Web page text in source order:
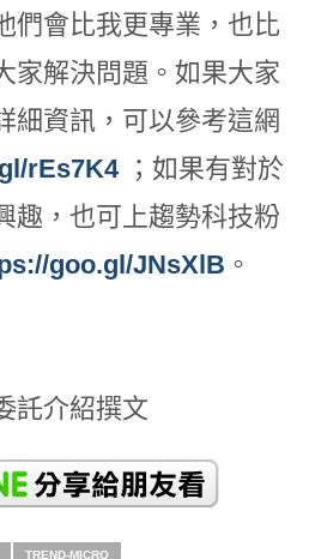
們會比我更專業，也比
家解決問題。如果大家
細資訊，可以參考這網
rEs7K4；如果有對於
趣，也可上趨勢科技粉
goo.gl/JNsXlB 。
託介紹撰文
TREND-MICRO